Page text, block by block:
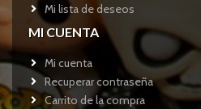
Mi lista de deseos
MI CUENTA
Mi cuenta
Recuperar contraseña
Carrito de la compra